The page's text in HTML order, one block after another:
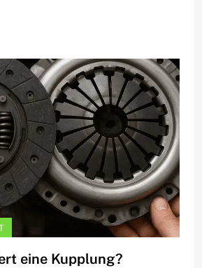
eine Kupplung?